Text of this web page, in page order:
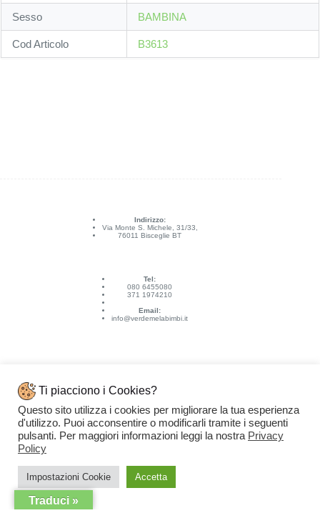
Sesso BAMBINA
Cod Articolo B3613
Indirizzo:
Via Monte S. Michele, 31/33,
76011 Bisceglie BT
Tel:
080 6455080
371 1974210
Email:
info@verdemelabimbi.it
Link Utili
Spedizioni e pagamenti
Condizioni di vendita
Ti piacciono i Cookies?
Questo sito utilizza i cookies per migliorare la tua esperienza
d'utilizzo. Puoi acconsentire o modificarli tramite i seguenti
pulsanti. Per maggiori informazioni leggi la nostra Privacy
Policy
Impostazioni Cookie Accetta
Traduci »